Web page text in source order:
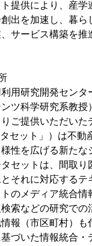
提供により、産学
出を加速し、暮ら
サービス構築を推
利用研究開発セン
ツ科学研究系教授
ご提供いただいた
セット」）は不動
性を広げる新たな
セットは、間取り
それに対応するテ
のメディア統合
索などの研究での
報（市区町村）も
づいた情報統合・